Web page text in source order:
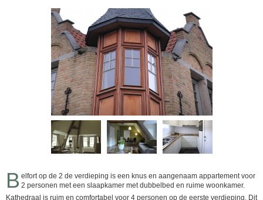
B elfort op de 2 de verdieping is een knus en aangenaam appartement voor
2 personen met een slaapkamer met dubbelbed en ruime woonkamer.
Kathedraal is ruim en comfortabel voor 4 personen op de eerste verdieping. Dit